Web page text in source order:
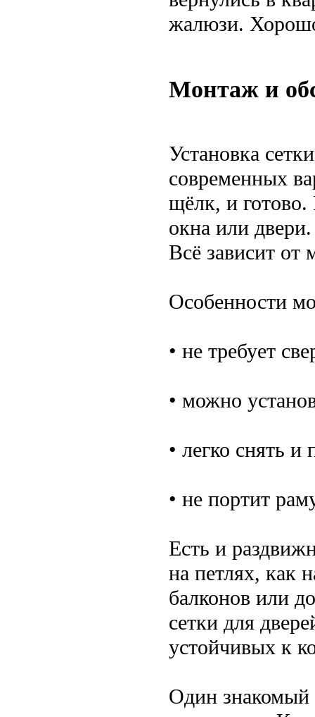
жалюзи.
Монтаж и
Установка
современных
щёлк, и готово.
окна или
Всё зависит от
Особенности
• не требует
• можно
• легко снять
• не портит
Есть и
на петлях, как
балконов или
сетки для
устойчивых к
Один знакомый